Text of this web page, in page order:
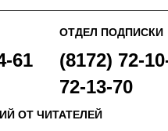
61
ОТДЕЛ ПОДПИСКИ
(8172) 72-
72-13-70
ОТ ЧИТАТЕЛЕЙ